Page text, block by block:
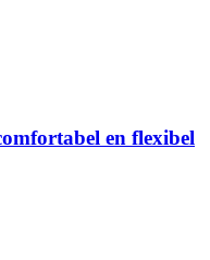
en flexibel